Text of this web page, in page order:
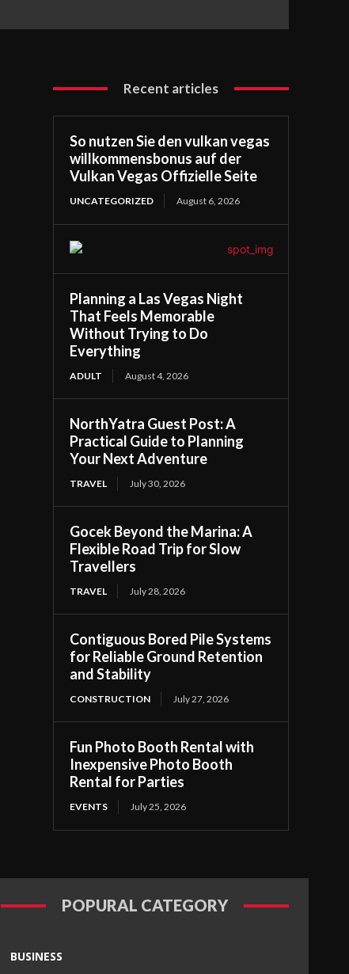
Recent articles
So nutzen Sie den vulkan vegas
willkommensbonus auf der
Vulkan Vegas Offizielle Seite
UNCATEGORIZED August 6, 2026
Planning a Las Vegas Night
That Feels Memorable
Without Trying to Do
Everything
ADULT August 4, 2026
NorthYatra Guest Post: A
Practical Guide to Planning
Your Next Adventure
TRAVEL July 30, 2026
Gocek Beyond the Marina: A
Flexible Road Trip for Slow
Travellers
TRAVEL July 28, 2026
Contiguous Bored Pile Systems
for Reliable Ground Retention
and Stability
CONSTRUCTION July 27, 2026
Fun Photo Booth Rental with
Inexpensive Photo Booth
Rental for Parties
EVENTS July 25, 2026
POPURAL CATEGORY
BUSINESS